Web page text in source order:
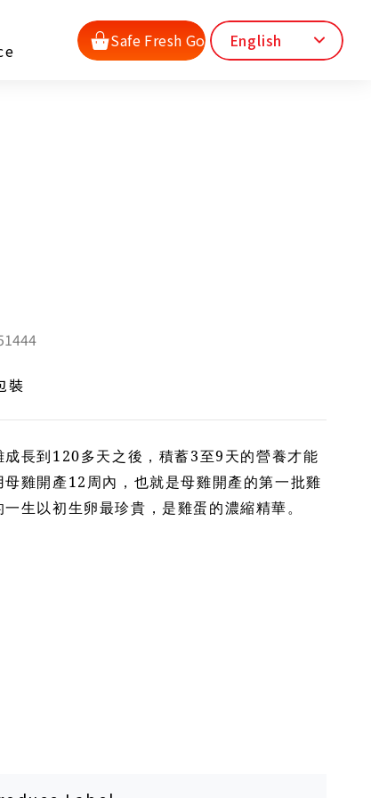
Safe Fresh Go English
裝
長到120多天之後，積蓄3至9天的營養才能
雞開產12周內，也就是母雞開產的第一批雞
生以初生卵最珍貴，是雞蛋的濃縮精華。